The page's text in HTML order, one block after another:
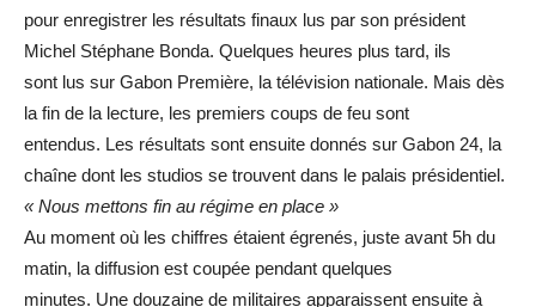
pour enregistrer les résultats finaux lus par son président
Michel Stéphane Bonda. Quelques heures plus tard, ils
sont lus sur Gabon Première, la télévision nationale. Mais dès
la fin de la lecture, les premiers coups de feu sont
entendus. Les résultats sont ensuite donnés sur Gabon 24, la
chaîne dont les studios se trouvent dans le palais présidentiel.
« Nous mettons fin au régime en place »
Au moment où les chiffres étaient égrenés, juste avant 5h du
matin, la diffusion est coupée pendant quelques
minutes. Une douzaine de militaires apparaissent ensuite à